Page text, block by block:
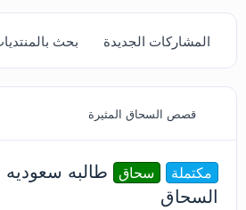
المشاركات الجديدة بحث
قصص السحاق المثيرة
مكتملة سحاق طالبه
السحاق